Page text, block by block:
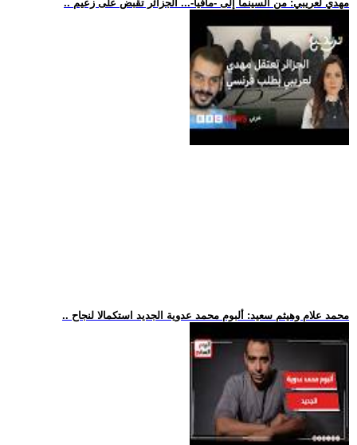
.. مهدي لعريبي: من السينما إلى -مافيا-... الجزائر تقبض على زعيم
.. محمد علام وهيثم سعيد: ألبوم محمد عدوية الجديد استكمالا لنجاح